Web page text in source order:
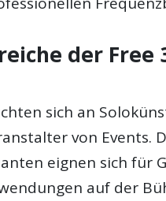
der Free
sich an
von Events.
eignen sich für
auf der